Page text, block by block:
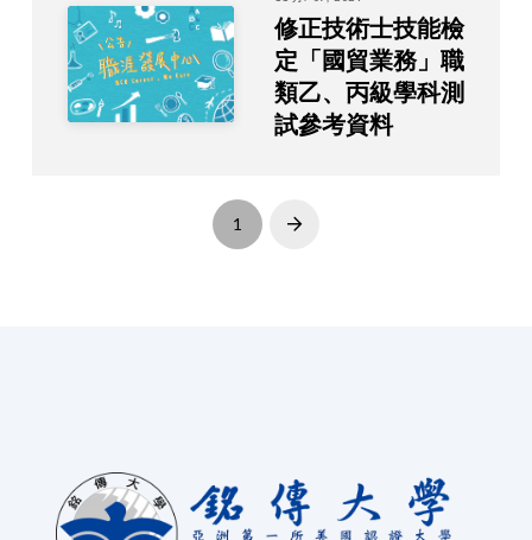
修正技術士技能檢
定「國貿業務」職
類乙、丙級學科測
試參考資料
1 Next